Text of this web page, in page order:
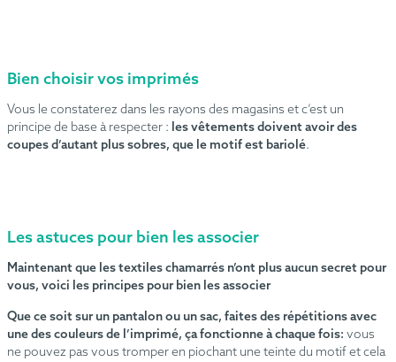
Bien choisir vos imprimés
Vous le constaterez dans les rayons des magasins et c’est un
principe de base à respecter : les vêtements doivent avoir des
coupes d’autant plus sobres, que le motif est bariolé.
Les astuces pour bien les associer
Maintenant que les textiles chamarrés n’ont plus aucun secret pour
vous, voici les principes pour bien les associer
Que ce soit sur un pantalon ou un sac, faites des répétitions avec
une des couleurs de l’imprimé, ça fonctionne à chaque fois: vous
ne pouvez pas vous tromper en piochant une teinte du motif et cela